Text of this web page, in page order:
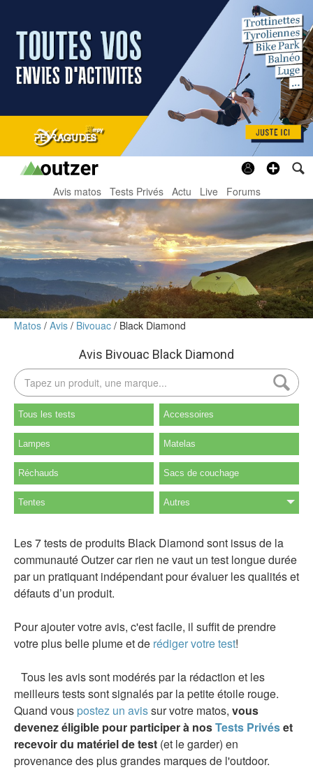
Avis matos Tests Privés Actu Live Forums
Matos Avis Bivouac Black Diamond
Avis Bivouac Black Diamond
Tous les tests Accessoires
Lampes Matelas
Réchauds Sacs de couchage
Tentes Autres
Les 7 tests de produits Black Diamond sont issus de la
communauté Outzer car rien ne vaut un test longue durée
par un pratiquant indépendant pour évaluer les qualités et
défauts d’un produit.
Pour ajouter votre avis, c'est facile, il suffit de prendre
votre plus belle plume et de rédiger votre test!
Tous les avis sont modérés par la rédaction et les
meilleurs tests sont signalés par la petite étoile rouge.
Quand vous postez un avissur votre matos, vous
devenez éligible pour participer à nosTests Privéset
recevoir du matériel de test (et le garder) en
provenance des plus grandes marques de l'outdoor.